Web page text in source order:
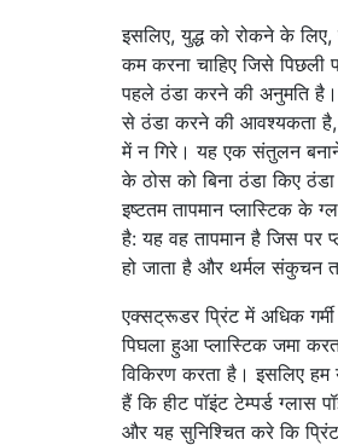
इसलिए, युद्ध को रोकने के
कम करना चाहिए जिसे
पहले ठंडा करने की अनुमति
से ठंडा करने की आवश्यकता है,
में न गिरे। यह एक संतुलन बनाने
के ठोस को बिना ठंडा किए
इष्टतम तापमान प्लास्टिक के
है: यह वह तापमान है जिस पर
हो जाता है और थर्मल संकुचन
एक्सट्रूडर प्रिंट में अधिक
पिघला हुआ प्लास्टिक जमा
विकिरण करता है। इसलिए हम
हैं कि हीट पॉइंट टेम्पर्ड ग्लास
और यह सुनिश्चित करे कि